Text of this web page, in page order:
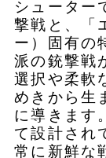
シューター
撃戦と、「
ー）固有の
派の銃撃戦
選択や柔軟
めきから生
に導きます
て設計され
常に新鮮な